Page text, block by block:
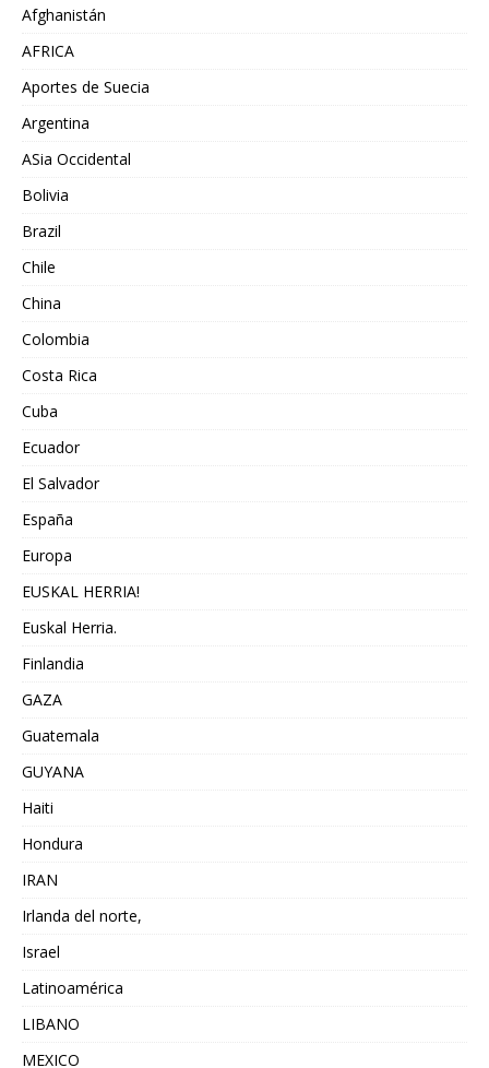
Afghanistán
AFRICA
Aportes de Suecia
Argentina
ASia Occidental
Bolivia
Brazil
Chile
China
Colombia
Costa Rica
Cuba
Ecuador
El Salvador
España
Europa
EUSKAL HERRIA!
Euskal Herria.
Finlandia
GAZA
Guatemala
GUYANA
Haiti
Hondura
IRAN
Irlanda del norte,
Israel
Latinoamérica
LIBANO
MEXICO